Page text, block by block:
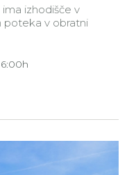
izhodišče v
poteka v obratni
6:00h